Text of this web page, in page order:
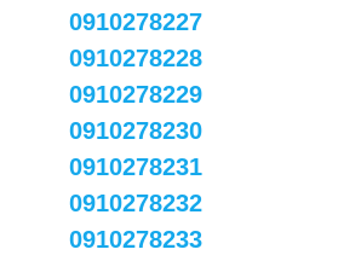
0910278227
0910278228
0910278229
0910278230
0910278231
0910278232
0910278233